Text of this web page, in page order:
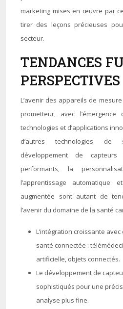
marketing mises en œuvre par
tirer des leçons précieuses
secteur.
TENDANCES
PERSPECTIVES
L’avenir des appareils de
prometteur, avec
technologies et d’applications
d’autres technologies de
développement de capteurs
performants, la
l’apprentissage
augmentée sont autant de
l’avenir du domaine de la santé
L’intégration croissante
santé connectée :
artificielle, objets connectés.
Le développement de
sophistiqués pour une
analyse plus fine.